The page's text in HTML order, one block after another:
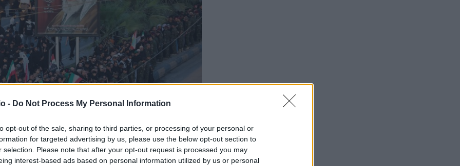
- Do Not Process My Personal Information
opt-out of the sale, sharing to third parties, or processing of your personal or
for targeted advertising by us, please use the below opt-out section to
selection. Please note that after your opt-out request is processed you may
interest-based ads based on personal information utilized by us or personal